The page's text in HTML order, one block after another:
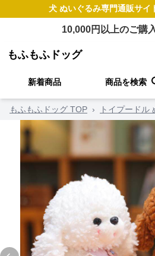
犬 ぬいぐるみ専門通販サイ
10,000円以上のご購
もふもふドッグ
新着商品 商品を検索
もふもふドッグ TOP › トイプードル